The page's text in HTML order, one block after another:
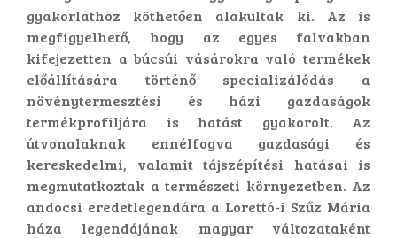
gyakorlathoz köthetően alakultak ki. Az is
megfigyelhető, hogy az egyes falvakban
kifejezetten a búcsúi vásárokra való termékek
előállítására történő specializálódás a
növénytermesztési és házi gazdaságok
termékprofiljára is hatást gyakorolt. Az
útvonalaknak ennélfogva gazdasági és
kereskedelmi, valamit tájszépítési hatásai is
megmutatkoztak a természeti környezetben. Az
andocsi eredetlegendára a Lorettó-i Szűz Mária
háza legendájának magyar változataként